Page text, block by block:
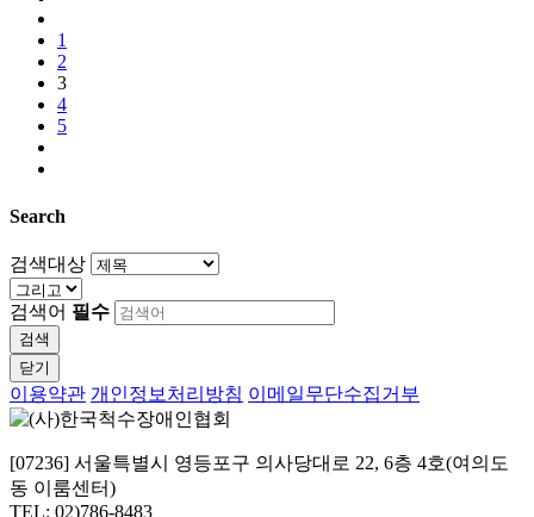
1
2
3
4
5
Search
검색대상
검색어 필수
검색
닫기
이용약관 개인정보처리방침 이메일무단수집거부
[07236] 서울특별시 영등포구 의사당대로 22, 6층 4호(여의도
동 이룸센터)
TEL: 02)786-8483